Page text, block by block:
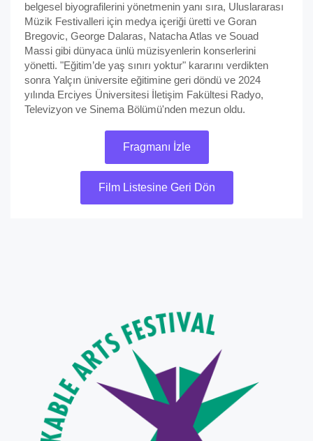
belgesel biyografilerini yönetmenin yanı sıra, Uluslararası
Müzik Festivalleri için medya içeriği üretti ve Goran
Bregovic, George Dalaras, Natacha Atlas ve Souad
Massi gibi dünyaca ünlü müzisyenlerin konserlerini
yönetti. "Eğitim’de yaş sınırı yoktur" kararını verdikten
sonra Yalçın üniversite eğitimine geri döndü ve 2024
yılında Erciyes Üniversitesi İletişim Fakültesi Radyo,
Televizyon ve Sinema Bölümü'nden mezun oldu.
Fragmanı İzle
Film Listesine Geri Dön